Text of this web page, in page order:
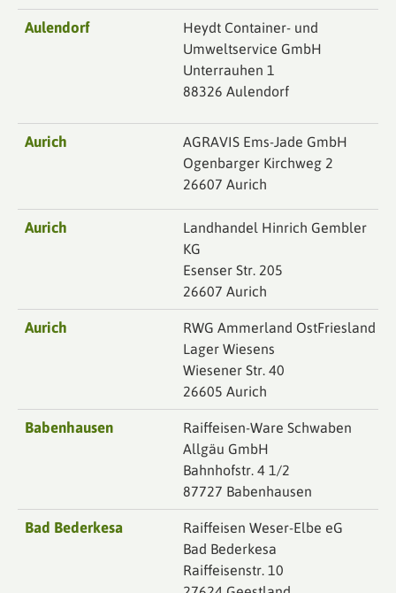
Aulendorf
Heydt Container- und
Umweltservice GmbH
Unterrauhen 1
88326 Aulendorf
Aurich
AGRAVIS Ems-Jade GmbH
Ogenbarger Kirchweg 2
26607 Aurich
Aurich
Landhandel Hinrich Gembler
KG
Esenser Str. 205
26607 Aurich
Aurich
RWG Ammerland OstFriesland
Lager Wiesens
Wiesener Str. 40
26605 Aurich
Babenhausen
Raiffeisen-Ware Schwaben
Allgäu GmbH
Bahnhofstr. 4 1/2
87727 Babenhausen
Bad Bederkesa
Raiffeisen Weser-Elbe eG
Bad Bederkesa
Raiffeisenstr. 10